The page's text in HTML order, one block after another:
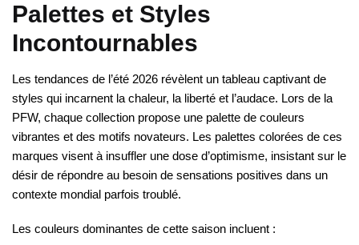
Palettes et Styles
Incontournables
Les tendances de l’été 2026 révèlent un tableau captivant de
styles qui incarnent la chaleur, la liberté et l’audace. Lors de la
PFW, chaque collection propose une palette de couleurs
vibrantes et des motifs novateurs. Les palettes colorées de ces
marques visent à insuffler une dose d’optimisme, insistant sur le
désir de répondre au besoin de sensations positives dans un
contexte mondial parfois troublé.
Les couleurs dominantes de cette saison incluent :